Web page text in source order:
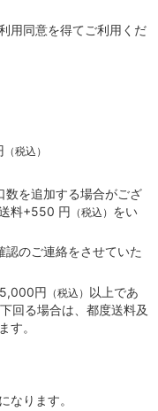
用同意を得てご利用くだ
（税込）
数を追加する場合がござ
料+550 円 （税込） をい
のご連絡をさせていた
円 （税込） 以上であ
回る場合は、都度送料及
す。
なります。